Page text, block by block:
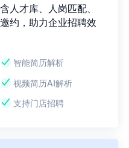
人才库、人岗匹配、
约，助力企业招聘效
智能简历解析
视频简历AI解析
支持门店招聘